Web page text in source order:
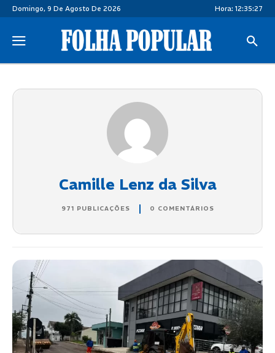
Domingo, 9 De Agosto De 2026 Hora: 12:35:27
Camille Lenz da Silva
971 PUBLICAÇÕES 0 COMENTÁRIOS